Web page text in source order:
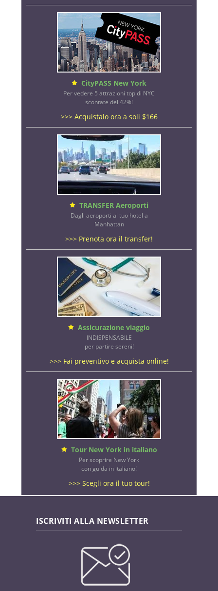
CityPASS New York
Per vedere 5 attrazioni top di NYC
scontate del 42%!
>>> Acquistalo ora a soli $166
TRANSFER Aeroporti
Dagli aeroporti al tuo hotel a
Manhattan
>>> Prenota ora il transfer!
Assicurazione viaggio
INDISPENSABILE
per partire sereni!
>>> Fai preventivo e acquista online!
Tour New York in italiano
Per scoprire New York
con guida in italiano!
>>> Scegli ora il tuo tour!
ISCRIVITI ALLA NEWSLETTER